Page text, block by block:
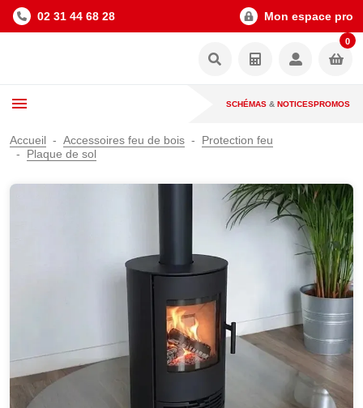
02 31 44 68 28 Mon espace pro
0
SCHÉMAS & NOTICESPROMOS
Accueil Accessoires feu de bois
Protection feu
Plaque de sol